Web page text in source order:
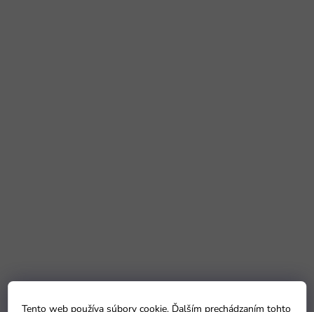
Tento web používa súbory cookie. Ďalším prechádzaním tohto